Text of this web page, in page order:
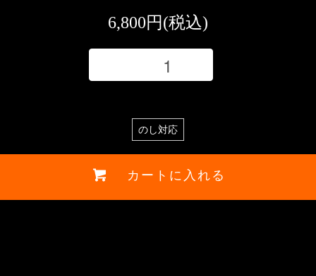
6,800円(税込)
のし対応
カートに入れる
カートに入れる